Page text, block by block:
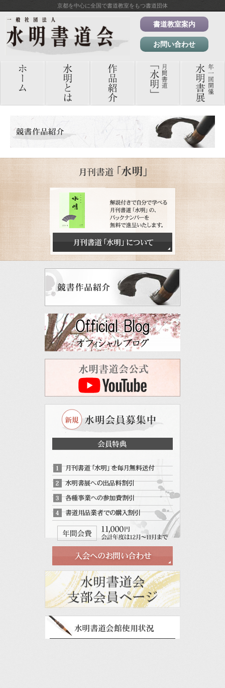
京都を中心に全国で書道教室をもつ書道団体
書道教室案内
お問い合わせ